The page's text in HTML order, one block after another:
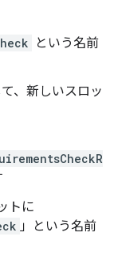
という名前
て、新しいスロッ
トに
」という名前